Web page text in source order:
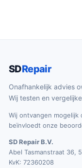
SDRepair
Onafhankelijk advies
Wij testen en
Wij ontvangen mogelijk
beïnvloedt onze
SD Repair B.V.
Abel Tasmanstraat 36,
KvK: 72360208